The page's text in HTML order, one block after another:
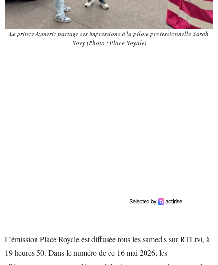
Le prince Aymeric partage ses impressions à la pilote professionnelle Sarah
Bovy (Photo : Place Royale)
L’émission Place Royale est diffusée tous les samedis sur RTLtvi, à
19 heures 50. Dans le numéro de ce 16 mai 2026, les